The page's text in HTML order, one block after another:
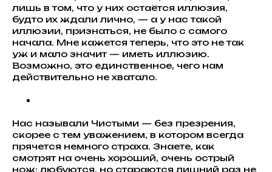
лишь в том, что у них остаётся иллюзия,
будто их ждали лично, — а у нас такой
иллюзии, признаться, не было с самого
начала. Мне кажется теперь, что это не так
уж и мало значит — иметь иллюзию.
Возможно, это единственное, чего нам
действительно не хватало.
Нас называли Чистыми — без презрения,
скорее с тем уважением, в котором всегда
прячется немного страха. Знаете, как
смотрят на очень хороший, очень острый
нож: любуются, но стараются лишний раз не